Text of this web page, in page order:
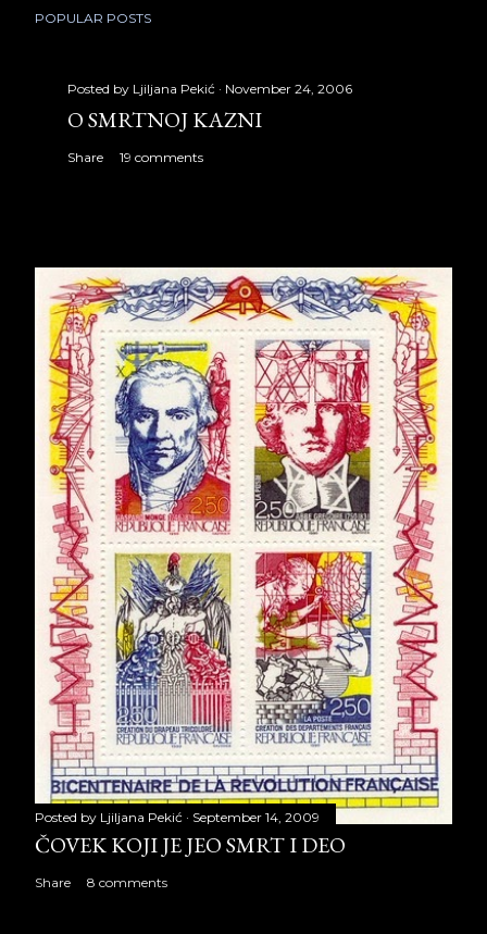
POPULAR POSTS
Posted by Ljiljana Pekić November 24, 2006
O SMRTNOJ KAZNI
Share 19 comments
Posted by Ljiljana Pekić September 14, 2009
ČOVEK KOJI JE JEO SMRT I DEO
Share 8 comments